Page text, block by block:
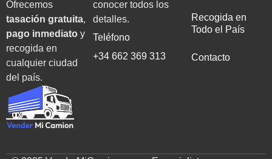
Ofrecemos
tasación gratuita,
pago inmediato y
recogida en
cualquier ciudad
del país.
conocer todos los
detalles.
Teléfono
+34 662 369 313
Recogida en
Todo el País
Contacto